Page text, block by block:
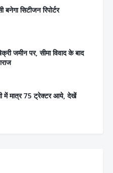
सिटीजन रिपोर्टर
जमीन पर, सीमा विवाद के बाद
में मात्र 75 ट्रेक्टर आये, देखें